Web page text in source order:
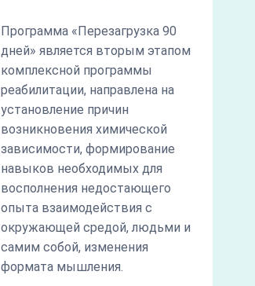
Программа «Перезагрузка 90
дней» является вторым этапом
комплексной программы
реабилитации, направлена на
установление причин
возникновения химической
зависимости, формирование
навыков необходимых для
восполнения недостающего
опыта взаимодействия с
окружающей средой, людьми и
самим собой, изменения
формата мышления.